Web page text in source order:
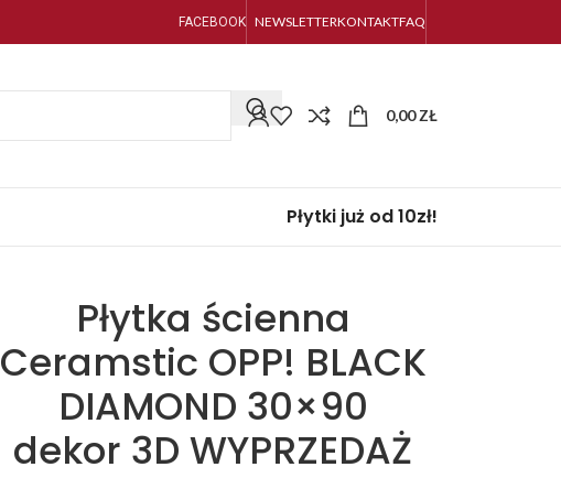
FACEBOOK NEWSLETTERKONTAKTFAQ
0,00ZŁ
Płytki już od 10zł!
Płytka ścienna
Ceramstic OPP! BLACK
DIAMOND 30×90
dekor 3D WYPRZEDAŻ